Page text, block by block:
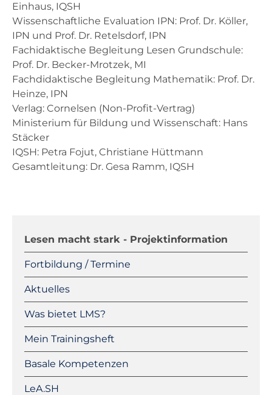
Einhaus, IQSH
Wissenschaftliche Evaluation IPN: Prof. Dr. Köller,
IPN und Prof. Dr. Retelsdorf, IPN
Fachidaktische Begleitung Lesen Grundschule:
Prof. Dr. Becker-Mrotzek, MI
Fachdidaktische Begleitung Mathematik: Prof. Dr.
Heinze, IPN
Verlag: Cornelsen (Non-Profit-Vertrag)
Ministerium für Bildung und Wissenschaft: Hans
Stäcker
IQSH: Petra Fojut, Christiane Hüttmann
Gesamtleitung: Dr. Gesa Ramm, IQSH
überspringen
Lesen macht stark - Projektinformation
Fortbildung / Termine
Aktuelles
Was bietet LMS?
Mein Trainingsheft
Basale Kompetenzen
LeA.SH